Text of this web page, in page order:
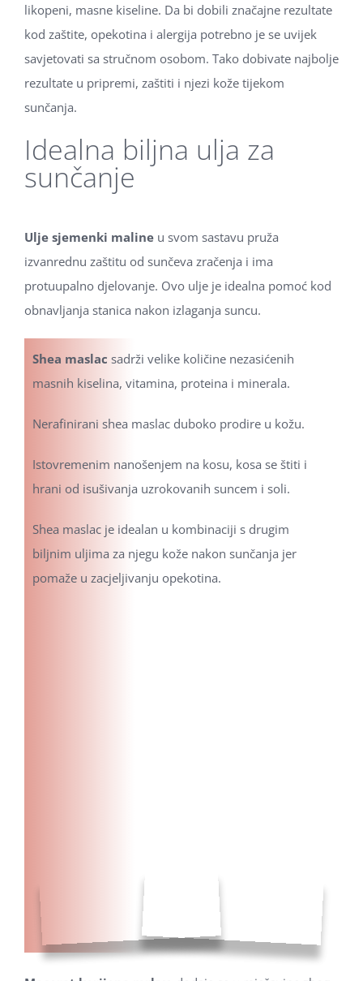
likopeni, masne kiseline. Da bi dobili značajne rezultate
kod zaštite, opekotina i alergija potrebno je se uvijek
savjetovati sa stručnom osobom. Tako dobivate najbolje
rezultate u pripremi, zaštiti i njezi kože tijekom
sunčanja.
Idealna biljna ulja za
sunčanje
Ulje sjemenki maline u svom sastavu pruža
izvanrednu zaštitu od sunčeva zračenja i ima
protuupalno djelovanje. Ovo ulje je idealna pomoć kod
obnavljanja stanica nakon izlaganja suncu.
Shea maslac sadrži velike količine nezasićenih
masnih kiselina, vitamina, proteina i minerala.
Nerafinirani shea maslac duboko prodire u kožu.
Istovremenim nanošenjem na kosu, kosa se štiti i
hrani od isušivanja uzrokovanih suncem i soli.
Shea maslac je idealan u kombinaciji s drugim
biljnim uljima za njegu kože nakon sunčanja jer
pomaže u zacjeljivanju opekotina.